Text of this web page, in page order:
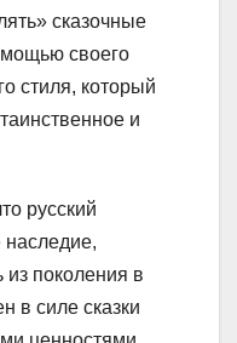
сказочные
своего
стиля, который
и
русский
наследие,
из поколения в
в силе сказки